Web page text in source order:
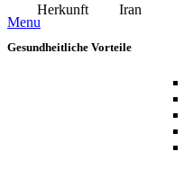
Menu
Herkunft
Iran
Gesundheitliche Vorteile